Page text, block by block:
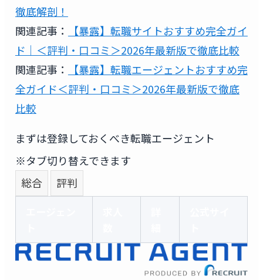
徹底解剖！
関連記事：
【暴露】転職サイトおすすめ完全ガイ
ド｜＜評判・口コミ＞2026年最新版で徹底比較
関連記事：
【暴露】転職エージェントおすすめ完
全ガイド＜評判・口コミ＞2026年最新版で徹底
比較
まずは登録しておくべき転職エージェント
※タブ切り替えできます
総合
評判